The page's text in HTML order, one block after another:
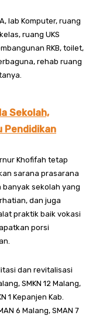
lab Komputer, ruang
ruang UKS
RKB, toilet,
rehab ruang
Sekolah,
Pendidikan
Khofifah tetap
sarana prasarana
sekolah yang
dan juga
praktik baik vokasi
porsi
dan revitalisasi
SMKN 12 Malang,
1 Kepanjen Kab.
6 Malang, SMAN 7